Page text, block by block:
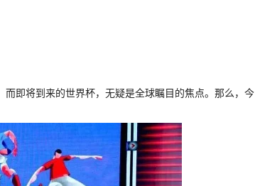
即将到来的世界杯，无疑是全球瞩目的焦点。那么，今